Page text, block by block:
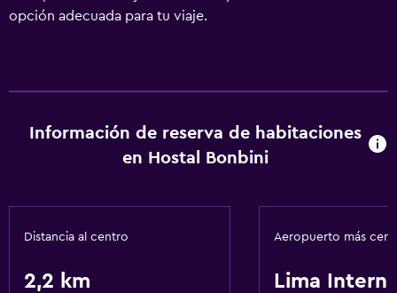
opción adecuada para tu viaje.
Información de reserva de habitaciones
en Hostal Bonbini
Distancia al centro
2,2 km
Aeropuerto más
Lima